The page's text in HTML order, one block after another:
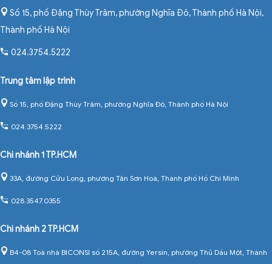
Số 15, phố Đặng Thùy Trâm, phường Nghĩa Đô, Thành phố Hà Nội,
Thành phố Hà Nội
024.3754.5222
Trung tâm lập trình
Số 15, phố Đặng Thùy Trâm, phường Nghĩa Đô, Thành phố Hà Nội
024.3754.5222
Chi nhánh 1 TP.HCM
33A, đường Cửu Long, phường Tân Sơn Hoà, Thành phố Hồ Chí Minh
028.3547.0355
Chi nhánh 2 TP.HCM
B4-08 Toà nhà BICONSI số 215A, đường Yersin, phường Thủ Dầu Một, Thành